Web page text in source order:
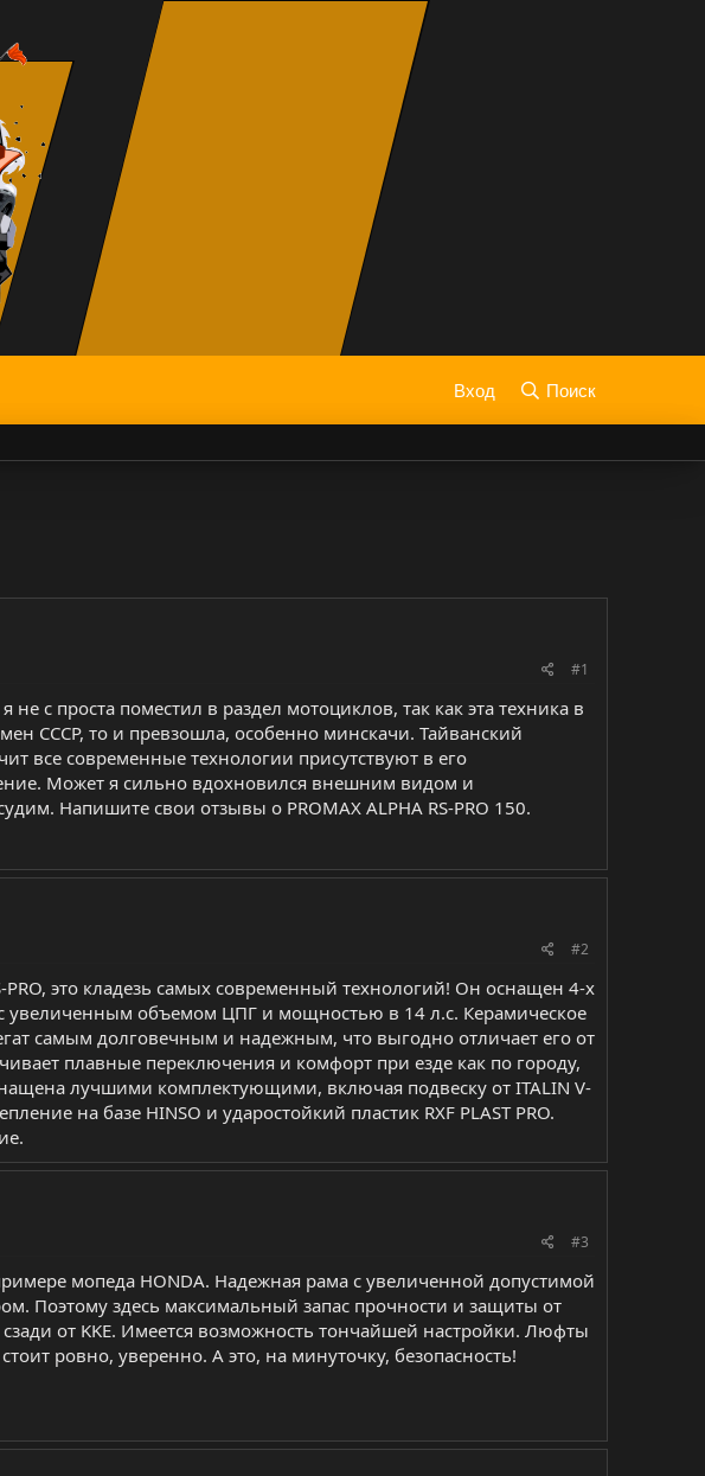
Вход Поиск
#1
с проста поместил в раздел мотоциклов, так как эта техника в
СССР, то и превзошла, особенно минскачи. Тайванский
все современные технологии присутствуют в его
Может я сильно вдохновился внешним видом и
Напишите свои отзывы о PROMAX ALPHA RS-PRO 150.
#2
PRO, это кладезь самых современный технологий! Он оснащен 4-х
увеличенным объемом ЦПГ и мощностью в 14 л.с. Керамическое
самым долговечным и надежным, что выгодно отличает его от
плавные переключения и комфорт при езде как по городу,
лучшими комплектующими, включая подвеску от ITALIN V-
на базе HINSO и ударостойкий пластик RXF PLAST PRO.
#3
мопеда HONDA. Надежная рама c увеличенной допустимой
Поэтому здесь максимальный запас прочности и защиты от
от KKE. Имеется возможность тончайшей настройки. Люфты
ровно, уверенно. А это, на минуточку, безопасность!